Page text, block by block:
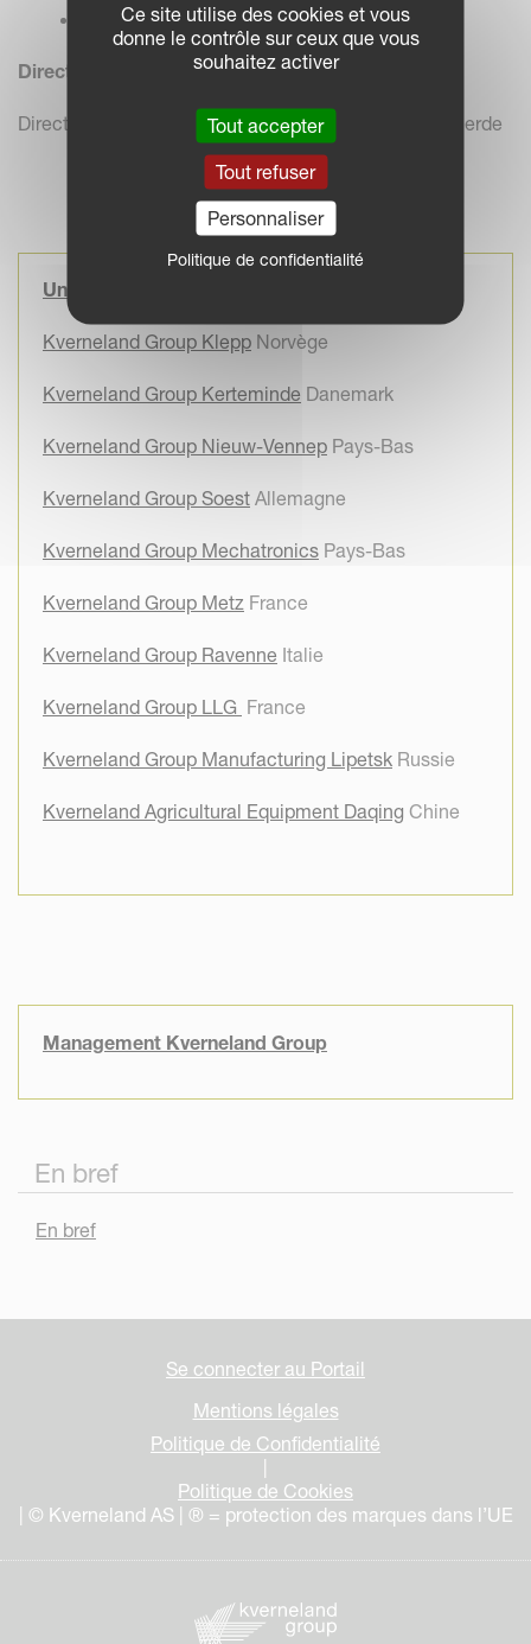
Solutions électroniques
Direction :
Directeur Général et Président Group & CEO: Arild Gjerde
Une présence internationale
Kverneland Group Klepp Norvège
Kverneland Group Kerteminde Danemark
Kverneland Group Nieuw-Vennep Pays-Bas
Kverneland Group Soest Allemagne
Kverneland Group Mechatronics Pays-Bas
Kverneland Group Metz France
Kverneland Group Ravenne Italie
Kverneland Group LLG France
Kverneland Group Manufacturing Lipetsk Russie
Kverneland Agricultural Equipment Daqing Chine
Management Kverneland Group
En bref
En bref
Se connecter au Portail
Mentions légales
Politique de Confidentialité
Politique de Cookies
| © Kverneland AS | ® = protection des marques dans l’UE
Ce site utilise des cookies et vous
donne le contrôle sur ceux que vous
souhaitez activer
Tout accepter
Tout refuser
Personnaliser
Politique de confidentialité